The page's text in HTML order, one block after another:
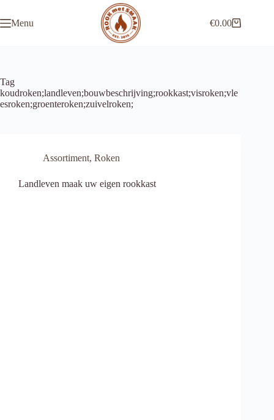
de Menu Winkelwagen
€0.00
Tag
koudroken;landleven;bouwbeschrijving;rookkast;visroken;vle
esroken;groenteroken;zuivelroken;
Assortiment, Roken
Landleven maak uw eigen rookkast